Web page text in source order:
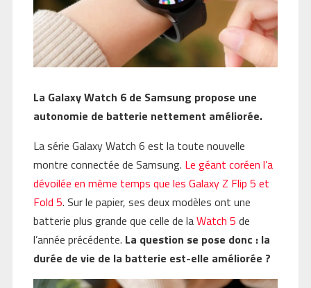
La Galaxy Watch 6 de Samsung propose une
autonomie de batterie nettement améliorée.
La série Galaxy Watch 6 est la toute nouvelle
montre connectée de Samsung. Le géant coréen l’a
dévoilée en même temps que les Galaxy Z Flip 5 et
Fold 5. Sur le papier, ses deux modèles ont une
batterie plus grande que celle de laWatch 5 de
l’année précédente. La question se pose donc : la
durée de vie de la batterie est-elle améliorée ?